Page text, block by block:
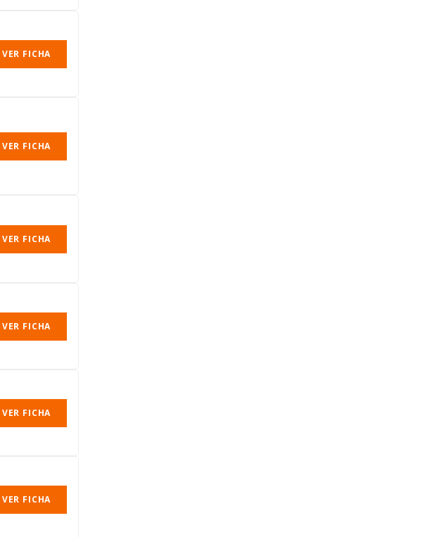
VER FICHA
VER FICHA
VER FICHA
VER FICHA
VER FICHA
VER FICHA